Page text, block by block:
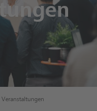
Veranstaltungen